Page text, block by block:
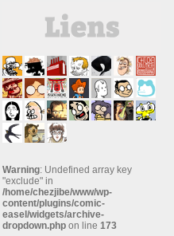
Warning: Undefined array key
"exclude" in
/home/chezjibe/www/wp-
content/plugins/comic-
easel/widgets/archive-
dropdown.php on line 173